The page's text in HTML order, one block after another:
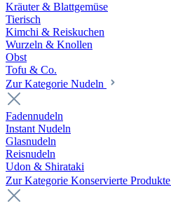
Kräuter & Blattgemüse
Tierisch
Kimchi & Reiskuchen
Wurzeln & Knollen
Obst
Tofu & Co.
Zur Kategorie Nudeln
Fadennudeln
Instant Nudeln
Glasnudeln
Reisnudeln
Udon & Shirataki
Zur Kategorie Konservierte Produkte